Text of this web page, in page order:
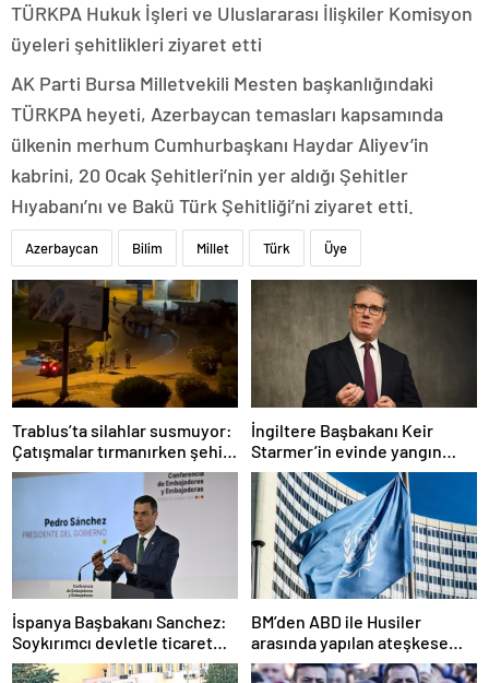
TÜRKPA Hukuk İşleri ve Uluslararası İlişkiler Komisyon
üyeleri şehitlikleri ziyaret etti
AK Parti Bursa Milletvekili Mesten başkanlığındaki
TÜRKPA heyeti, Azerbaycan temasları kapsamında
ülkenin merhum Cumhurbaşkanı Haydar Aliyev’in
kabrini, 20 Ocak Şehitleri’nin yer aldığı Şehitler
Hıyabanı’nı ve Bakü Türk Şehitliği’ni ziyaret etti.
Azerbaycan Bilim Millet Türk Üye
Trablus’ta silahlar susmuyor:
Çatışmalar tırmanırken şehir
alarmda
İngiltere Başbakanı Keir
Starmer’in evinde yangın
çıktı
İspanya Başbakanı Sanchez:
Soykırımcı devletle ticaret
yapmayız
BM’den ABD ile Husiler
arasında yapılan ateşkese
ilişkin değerlendirme